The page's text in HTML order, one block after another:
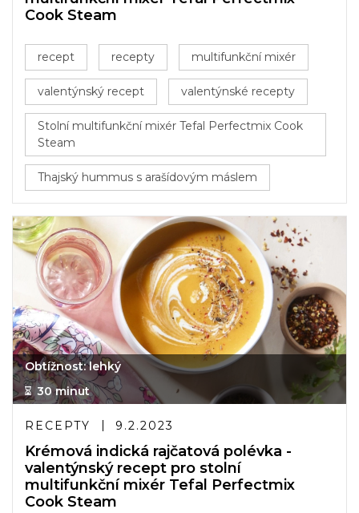
Cook Steam
recept recepty multifunkční mixér
valentýnský recept valentýnské recepty
Stolní multifunkční mixér Tefal Perfectmix Cook
Steam
Thajský hummus s arašídovým máslem
Obtížnost: lehký
30 minut
RECEPTY 9.2.2023
Krémová indická rajčatová polévka -
valentýnský recept pro stolní
multifunkční mixér Tefal Perfectmix
Cook Steam